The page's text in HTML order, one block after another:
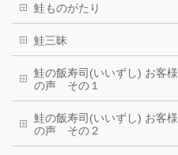
鮭ものがたり
鮭三昧
鮭の飯寿司(いいずし) お客様
の声 その１
鮭の飯寿司(いいずし) お客様
の声 その２